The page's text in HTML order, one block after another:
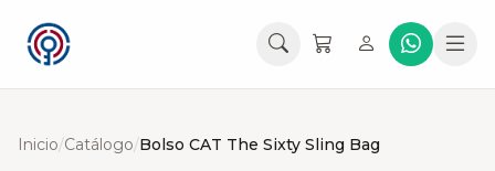
Inicio/Catálogo/Bolso CAT The Sixty Sling Bag